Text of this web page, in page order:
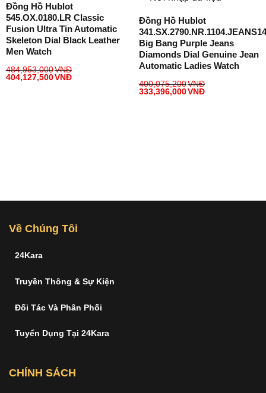
Đồng Hồ Hublot
545.OX.0180.LR Classic
Fusion Ultra Tin Automatic
Skeleton Dial Black Leather
Men Watch
484,953,000VNĐ
404,127,500VNĐ
Đồng Hồ Hublot
341.SX.2790.NR.1104.JEANS14
Big Bang Purple Jeans
Diamonds Dial Genuine Jean
Automatic Ladies Watch
400,075,200VNĐ
333,396,000VNĐ
Về Chúng Tôi
24Kara
Truyền Thông & Sự Kiện
Đối Tác Và Phân Phối
Tuyển Dụng Tại 24Kara
CHÍNH SÁCH